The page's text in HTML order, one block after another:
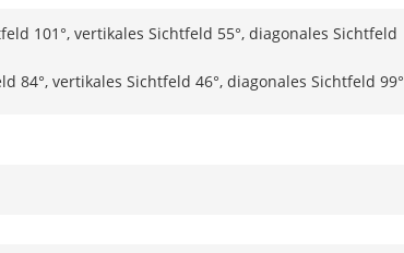
101°, vertikales Sichtfeld 55°, diagonales Sichtfeld
84°, vertikales Sichtfeld 46°, diagonales Sichtfeld 99°